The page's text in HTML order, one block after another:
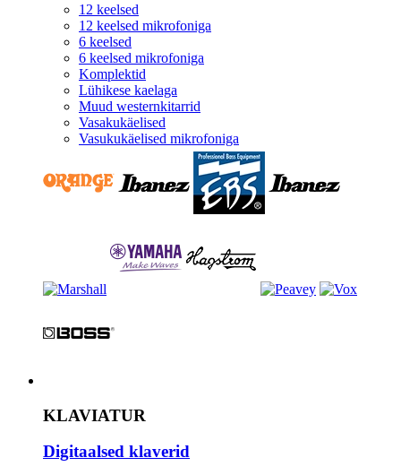
12 keelsed
12 keelsed mikrofoniga
6 keelsed
6 keelsed mikrofoniga
Komplektid
Lühikese kaelaga
Muud westernkitarrid
Vasakukäelised
Vasukukäelised mikrofoniga
KLAVIATUR
Digitaalsed klaverid